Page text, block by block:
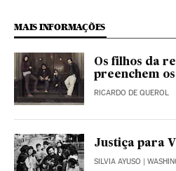
MAIS INFORMAÇÕES
Os filhos da
preenchem
RICARDO DE QUEROL
Justiça para
SILVIA AYUSO |